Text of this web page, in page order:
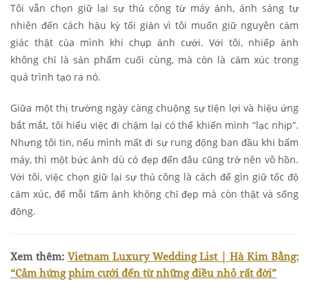
Tôi vẫn chọn giữ lại sự thủ công từ máy ảnh, ánh sáng tự
nhiên đến cách hậu kỳ tối giản vì tôi muốn giữ nguyên cảm
giác thật của mình khi chụp ảnh cưới. Với tôi, nhiếp ảnh
không chỉ là sản phẩm cuối cùng, mà còn là cảm xúc trong
quá trình tạo ra nó.
Giữa một thị trường ngày càng chuộng sự tiện lợi và hiệu ứng
bắt mắt, tôi hiểu việc đi chậm lại có thể khiến mình “lạc nhịp”.
Nhưng tôi tin, nếu mình mất đi sự rung động ban đầu khi bấm
máy, thì một bức ảnh dù có đẹp đến đâu cũng trở nên vô hồn.
Với tôi, việc chọn giữ lại sự thủ công là cách để gìn giữ tốc độ
cảm xúc, để mỗi tấm ảnh không chỉ đẹp mà còn thật và sống
động.
Xem thêm: Vietnam Luxury Wedding List | Hà Kim Bằng:
“Cảm hứng phim cưới đến từ những điều nhỏ rất đời”